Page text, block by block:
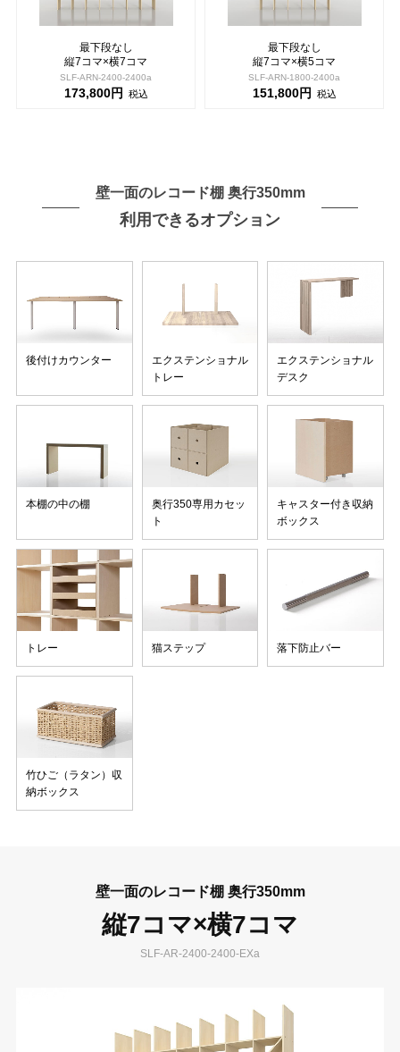
最下段なし
縦7コマ×横7コマ
SLF-ARN-2400-2400a
173,800円 税込
最下段なし
縦7コマ×横5コマ
SLF-ARN-1800-2400a
151,800円 税込
壁一面のレコード棚 奥行350mm
利用できるオプション
後付けカウンター
エクステンショナル
トレー
エクステンショナル
デスク
本棚の中の棚
奥行350専用カセッ
ト
キャスター付き収納
ボックス
トレー 猫ステップ 落下防止バー
竹ひご（ラタン）収
納ボックス
壁一面のレコード棚 奥行350mm
縦7コマ×横7コマ
SLF-AR-2400-2400-EXa